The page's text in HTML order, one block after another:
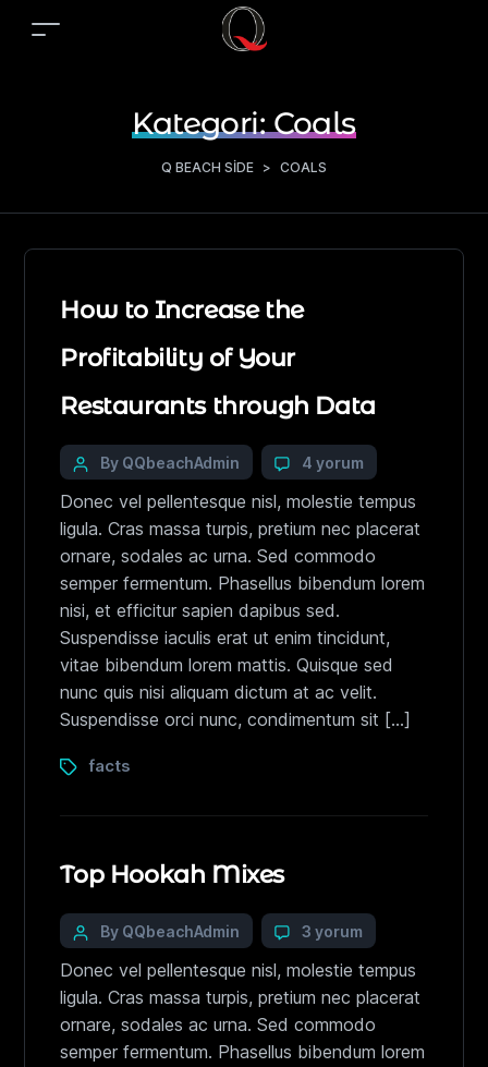
Kategori:Coals
Q BEACH SIDE > COALS
How to Increase the
Profitability of Your
Restaurants through Data
By QQbeachAdmin 4 yorum
Donec vel pellentesque nisl, molestie tempus
ligula. Cras massa turpis, pretium nec placerat
ornare, sodales ac urna. Sed commodo
semper fermentum. Phasellus bibendum lorem
nisi, et efficitur sapien dapibus sed.
Suspendisse iaculis erat ut enim tincidunt,
vitae bibendum lorem mattis. Quisque sed
nunc quis nisi aliquam dictum at ac velit.
Suspendisse orci nunc, condimentum sit […]
facts
Top Hookah Mixes
By QQbeachAdmin 3 yorum
Donec vel pellentesque nisl, molestie tempus
ligula. Cras massa turpis, pretium nec placerat
ornare, sodales ac urna. Sed commodo
semper fermentum. Phasellus bibendum lorem